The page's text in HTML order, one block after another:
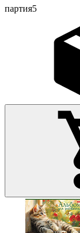
партия5